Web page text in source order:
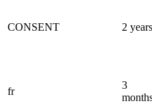
CONSENT 2 years
fr
3